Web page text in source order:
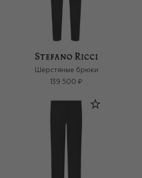
Шерстяные брюки
139 500 ₽